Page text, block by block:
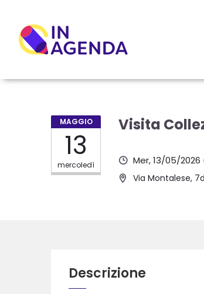
MAGGIO
13
mercoledì
Visita
Mer, 13/05/2026
Via Montalese,
Descrizione